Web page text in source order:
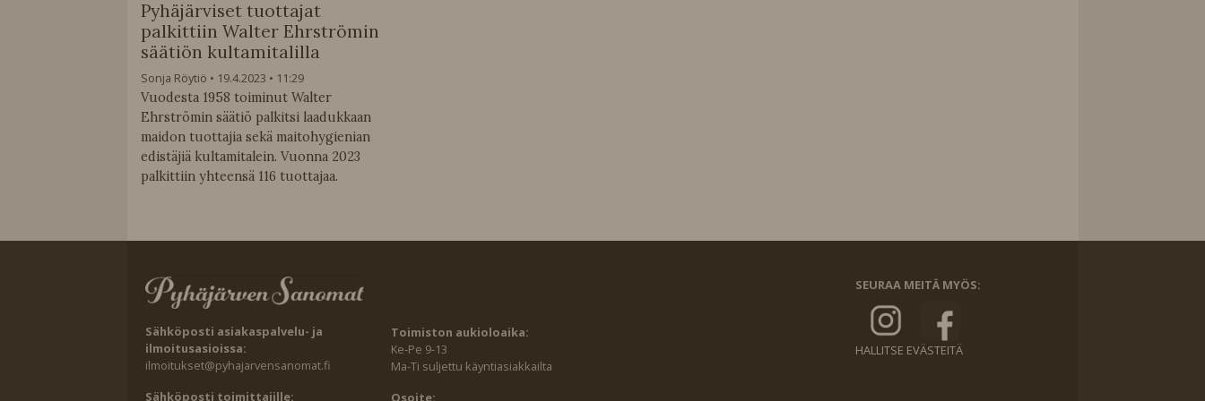
Pyhäjärviset tuottajat
palkittiin Walter Ehrströmin
säätiön kultamitalilla
Sonja Röytiö 19.4.2023
11:29
Vuodesta 1958 toiminut Walter
Ehrströmin säätiö palkitsi laadukkaan
maidon tuottajia sekä maitohygienian
edistäjiä kultamitalein. Vuonna 2023
palkittiin yhteensä 116 tuottajaa.
Sähköposti asiakaspalvelu- ja
ilmoitusasioissa:
ilmoitukset@pyhajarvensanomat.fi
Sähköposti toimittajille:
Toimiston aukioloaika:
Ke-Pe 9-13
Ma-Ti suljettu käyntiasiakkailta
Osoite:
SEURAA MEITÄ MYÖS:
HALLITSE EVÄSTEITÄ